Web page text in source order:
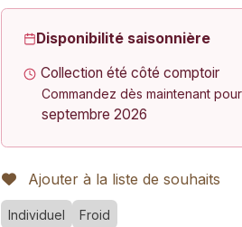
Disponibilité saisonnière
Collection été côté comptoir
Commandez dès maintenant
septembre 2026
Ajouter à la liste de souhaits
Individuel Froid